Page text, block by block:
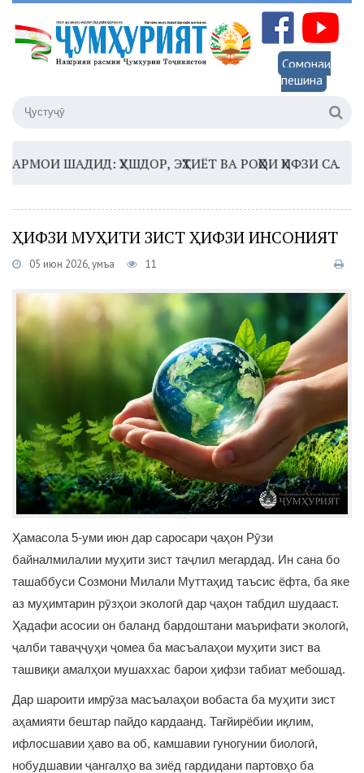
Сомонаи
пешина
ШАДИД: ҲУШДОР, ЭҲТИЁТ ВА РОҲҲОИ ҲИФЗИ САЛОМАТӢ
ҲИФЗИ МУҲИТИ ЗИСТ ҲИФЗИ ИНСОНИЯТ
05 июн 2026, Ҷумъа 11
Ҳамасола 5-уми июн дар саросари ҷаҳон Рӯзи
байналмилалии муҳити зист таҷлил мегардад. Ин сана бо
ташаббуси Созмони Милали Муттаҳид таъсис ёфта, ба яке
аз муҳимтарин рӯзҳои экологӣ дар ҷаҳон табдил шудааст.
Ҳадафи асосии он баланд бардоштани маърифати экологӣ,
ҷалби таваҷҷуҳи ҷомеа ба масъалаҳои муҳити зист ва
ташвиқи амалҳои мушаххас барои ҳифзи табиат мебошад.
Дар шароити имрӯза масъалаҳои вобаста ба муҳити зист
аҳамияти бештар пайдо кардаанд. Тағйирёбии иқлим,
ифлосшавии ҳаво ва об, камшавии гуногунии биологӣ,
нобудшавии ҷангалҳо ва зиёд гардидани партовҳо ба